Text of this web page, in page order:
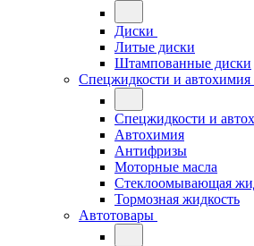
Диски
Литые диски
Штампованные диски
Спецжидкости и автохимия
Спецжидкости и
Автохимия
Антифризы
Моторные масла
Стеклоомывающая
Тормозная жидкость
Автотовары